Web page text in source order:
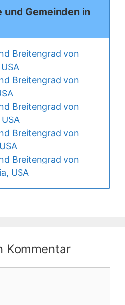
und Gemeinden in
Breitengrad von
Breitengrad von
Breitengrad von
Breitengrad von
Breitengrad von
USA
Kommentar